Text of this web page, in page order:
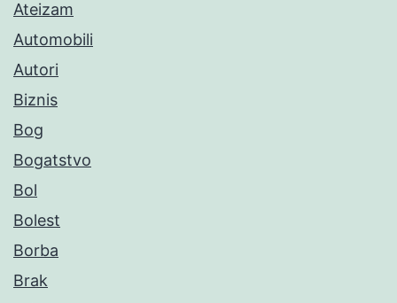
Ateizam
Automobili
Autori
Biznis
Bog
Bogatstvo
Bol
Bolest
Borba
Brak